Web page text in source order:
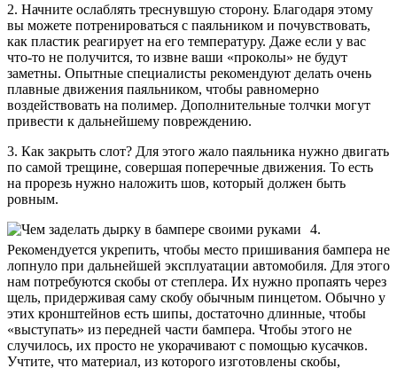
2. Начните ослаблять треснувшую сторону. Благодаря этому
вы можете потренироваться с паяльником и почувствовать,
как пластик реагирует на его температуру. Даже если у вас
что-то не получится, то извне ваши «проколы» не будут
заметны. Опытные специалисты рекомендуют делать очень
плавные движения паяльником, чтобы равномерно
воздействовать на полимер. Дополнительные толчки могут
привести к дальнейшему повреждению.
3. Как закрыть слот? Для этого жало паяльника нужно двигать
по самой трещине, совершая поперечные движения. То есть
на прорезь нужно наложить шов, который должен быть
ровным.
4.
Рекомендуется укрепить, чтобы место пришивания бампера не
лопнуло при дальнейшей эксплуатации автомобиля. Для этого
нам потребуются скобы от степлера. Их нужно пропаять через
щель, придерживая саму скобу обычным пинцетом. Обычно у
этих кронштейнов есть шипы, достаточно длинные, чтобы
«выступать» из передней части бампера. Чтобы этого не
случилось, их просто не укорачивают с помощью кусачков.
Учтите, что материал, из которого изготовлены скобы,